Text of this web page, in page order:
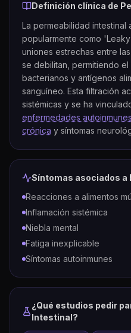
Definición clínica de
La permeabilidad intestinal
popularmente como
uniones estrechas entre
se debilitan, permitiendo
bacterianos y antígenos
sanguíneo. Esta filtración
sistémicas y se ha
enfermedades autoinmunes
crónica y síntomas
Síntomas asociados a
Reacciones a alimentos
Inflamación sistémica
Niebla mental
Fatiga inexplicable
Síntomas autoinmunes
¿Qué estudios pedir
Intestinal?